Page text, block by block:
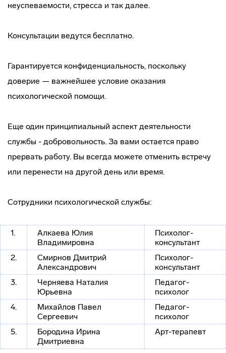
неуспеваемости, стресса и так далее.
Консультации ведутся бесплатно.
Гарантируется конфиденциальность, поскольку
доверие — важнейшее условие оказания
психологической помощи.
Еще один принципиальный аспект деятельности
службы - добровольность. За вами остается право
прервать работу. Вы всегда можете отменить встречу
или перенести на другой день или время.
Сотрудники психологической службы:
1.
Алкаева Юлия
Владимировна
Психолог-
консультант
2.
Смирнов Дмитрий
Александрович
Психолог-
консультант
3.
Черняева Наталия
Юрьевна
Педагог-
психолог
4.
Михайлов Павел
Сергеевич
Педагог-
психолог
5.
Бородина Ирина
Дмитриевна
Арт-терапевт